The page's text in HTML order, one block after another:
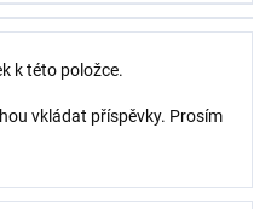
k této položce.
vkládat příspěvky. Prosím